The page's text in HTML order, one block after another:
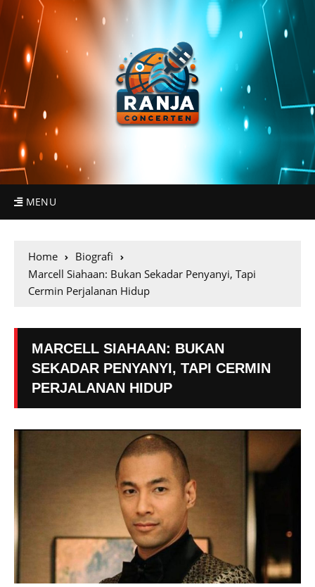
MENU
Home
Biografi
Marcell Siahaan: Bukan Sekadar Penyanyi, Tapi
Cermin Perjalanan Hidup
MARCELL SIAHAAN: BUKAN
SEKADAR PENYANYI, TAPI CERMIN
PERJALANAN HIDUP